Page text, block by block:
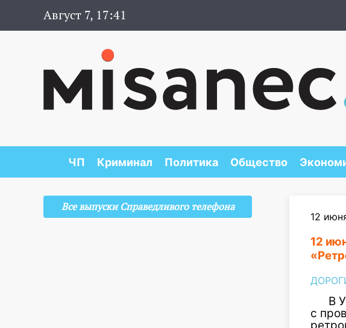
Август 7, 17:41
ЧП Криминал Политика Общество
12
12
В
с
Все выпуски Справедливого телефона